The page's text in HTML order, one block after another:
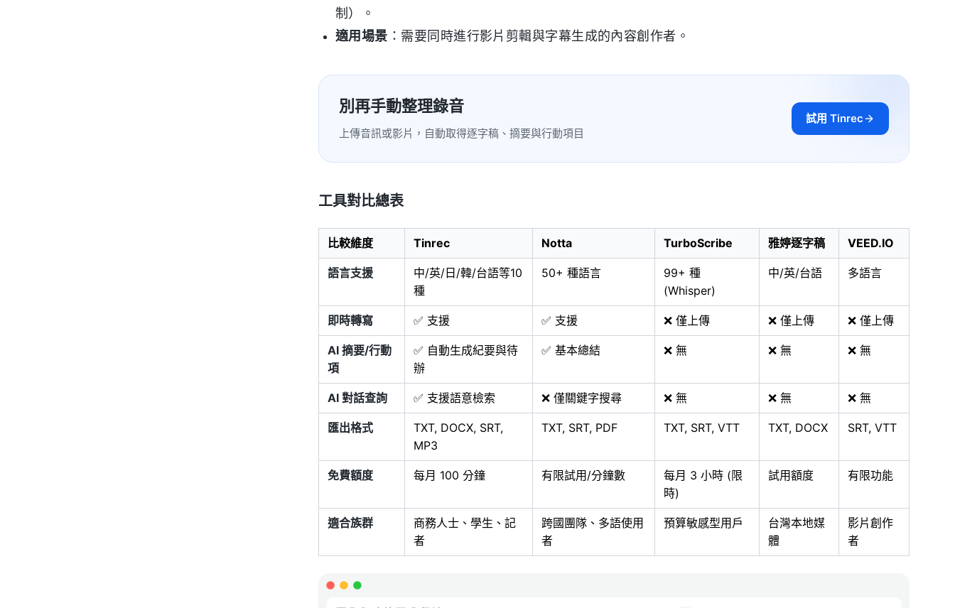
制）。
適用場景 ：需要同時進行影片剪輯與字幕生成的內容創作者。
別再手動整理錄音
上傳音訊或影片，自動取得逐字稿、摘要與行動項目
試用 Tinrec
工具對比總表
比較維度 Tinrec Notta TurboScribe 雅婷逐字稿 VEED.IO
語言支援
中/英/日/韓/台語等10
種
50+ 種語言
99+ 種
(Whisper)
中/英/台語 多語言
即時轉寫 ✅ 支援 ✅ 支援 ❌ 僅上傳 ❌ 僅上傳 ❌ 僅上傳
AI 摘要/行動
項
✅ 自動生成紀要與待
辦
✅ 基本總結 ❌ 無 ❌ 無 ❌ 無
AI 對話查詢 ✅ 支援語意檢索 ❌ 僅關鍵字搜尋 ❌ 無 ❌ 無 ❌ 無
匯出格式
TXT, DOCX, SRT,
MP3
TXT, SRT, PDF TXT, SRT, VTT TXT, DOCX SRT, VTT
免費額度 每月 100 分鐘 有限試用/分鐘數
每月 3 小時 (限
時)
試用額度 有限功能
適合族群
商務人士、學生、記
者
跨國團隊、多語使用
者
預算敏感型用戶
台灣本地媒
體
影片創作
者